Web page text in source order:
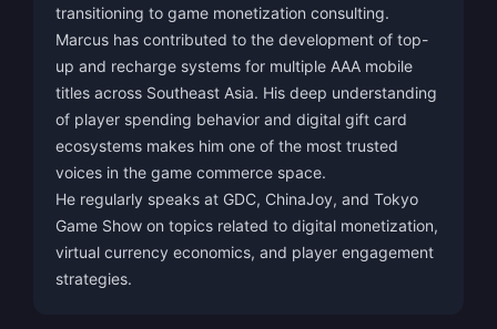
transitioning to game monetization consulting.
Marcus has contributed to the development of top-
up and recharge systems for multiple AAA mobile
titles across Southeast Asia. His deep understanding
of player spending behavior and digital gift card
ecosystems makes him one of the most trusted
voices in the game commerce space.
He regularly speaks at GDC, ChinaJoy, and Tokyo
Game Show on topics related to digital monetization,
virtual currency economics, and player engagement
strategies.